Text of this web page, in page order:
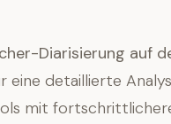
Diarisierung auf
eine detaillierte
mit